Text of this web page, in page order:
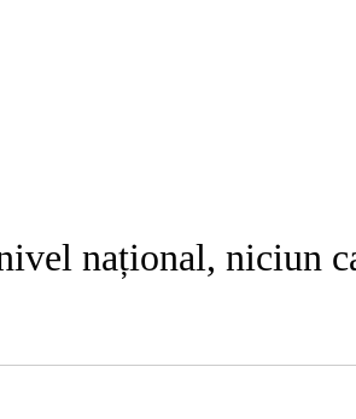
național, niciun